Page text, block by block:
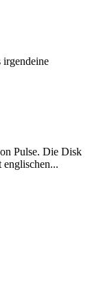
irgendeine
Pulse. Die Disk